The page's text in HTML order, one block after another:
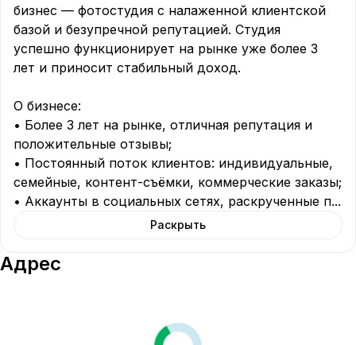
бизнес — фотостудия с налаженной клиентской
базой и безупречной репутацией. Студия
успешно функционирует на рынке уже более 3
лет и приносит стабильный доход.
О бизнесе:
• Более 3 лет на рынке, отличная репутация и
положительные отзывы;
• Постоянный поток клиентов: индивидуальные,
семейные, контент-съёмки, коммерческие заказы;
• Аккаунты в социальных сетях, раскрученные п...
Раскрыть
Адрес